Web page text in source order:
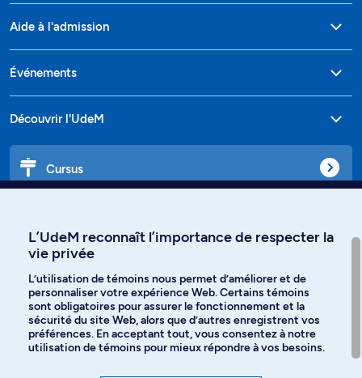
Aide à l'admission
Événements
Découvrir l'UdeM
Cursus
Langues
Facebook Instagram
L’UdeM reconnaît l’importance de respecter la
vie privée
L’utilisation de témoins nous permet d’améliorer et de
personnaliser votre expérience Web. Certains témoins
sont obligatoires pour assurer le fonctionnement et la
sécurité du site Web, alors que d’autres enregistrent vos
préférences. En acceptant tout, vous consentez à notre
utilisation de témoins pour mieux répondre à vos besoins.